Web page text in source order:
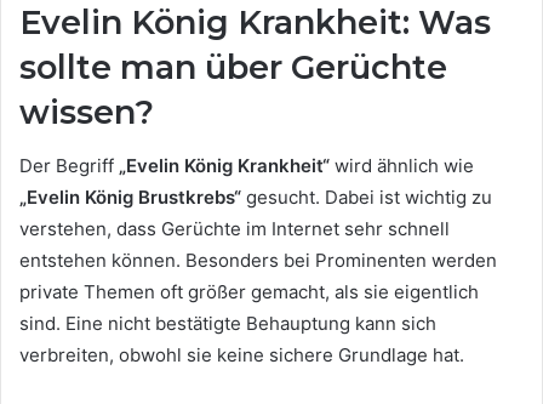
Evelin König Krankheit: Was
sollte man über Gerüchte
wissen?
Der Begriff „Evelin König Krankheit“ wird ähnlich wie
„Evelin König Brustkrebs“ gesucht. Dabei ist wichtig zu
verstehen, dass Gerüchte im Internet sehr schnell
entstehen können. Besonders bei Prominenten werden
private Themen oft größer gemacht, als sie eigentlich
sind. Eine nicht bestätigte Behauptung kann sich
verbreiten, obwohl sie keine sichere Grundlage hat.